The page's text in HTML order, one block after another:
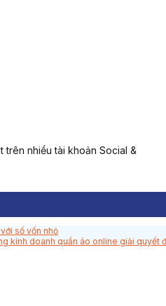
trên nhiều tài khoản Social &
số vốn nhỏ
kinh doanh quần áo online giải quyết